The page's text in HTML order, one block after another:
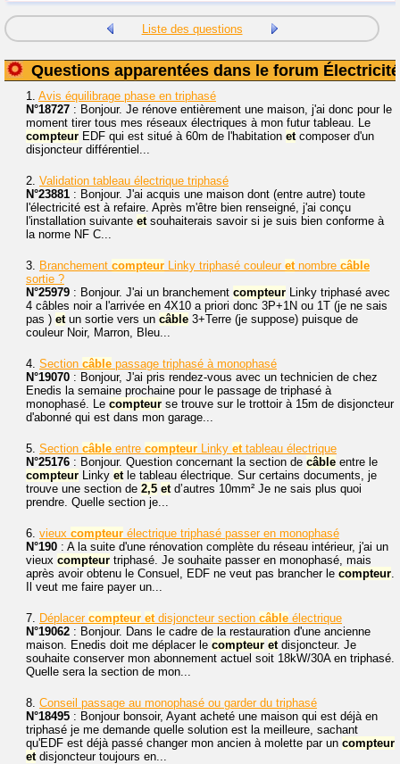
Liste des questions
Questions apparentées dans le forum Électricité
1. Avis équilibrage phase en triphasé
N°18727 : Bonjour. Je rénove entièrement une maison, j'ai donc pour le
moment tirer tous mes réseaux électriques à mon futur tableau. Le
compteur EDF qui est situé à 60m de l'habitation et composer d'un
disjoncteur différentiel...
2. Validation tableau électrique triphasé
N°23881 : Bonjour. J'ai acquis une maison dont (entre autre) toute
l'électricité est à refaire. Après m'être bien renseigné, j'ai conçu
l'installation suivante et souhaiterais savoir si je suis bien conforme à
la norme NF C...
3. Branchement compteur Linky triphasé couleur et nombre câble
sortie ?
N°25979 : Bonjour. J'ai un branchement compteur Linky triphasé avec
4 câbles noir a l'arrivée en 4X10 a priori donc 3P+1N ou 1T (je ne sais
pas ) et un sortie vers un câble 3+Terre (je suppose) puisque de
couleur Noir, Marron, Bleu...
4. Section câble passage triphasé à monophasé
N°19070 : Bonjour, J'ai pris rendez-vous avec un technicien de chez
Enedis la semaine prochaine pour le passage de triphasé à
monophasé. Le compteur se trouve sur le trottoir à 15m de disjoncteur
d'abonné qui est dans mon garage...
5. Section câble entre compteur Linky et tableau électrique
N°25176 : Bonjour. Question concernant la section de câble entre le
compteur Linky et le tableau électrique. Sur certains documents, je
trouve une section de 2,5 et d’autres 10mm² Je ne sais plus quoi
prendre. Quelle section je...
6. vieux compteur électrique triphasé passer en monophasé
N°190 : A la suite d'une rénovation complète du réseau intérieur, j'ai un
vieux compteur triphasé. Je souhaite passer en monophasé, mais
après avoir obtenu le Consuel, EDF ne veut pas brancher le compteur
Il veut me faire payer un...
7. Déplacer compteur et disjoncteur section câble électrique
N°19062 : Bonjour. Dans le cadre de la restauration d'une ancienne
maison. Enedis doit me déplacer le compteur et disjoncteur. Je
souhaite conserver mon abonnement actuel soit 18kW/30A en triphasé.
Quelle sera la section de mon...
8. Conseil passage au monophasé ou garder du triphasé
N°18495 : Bonjour bonsoir, Ayant acheté une maison qui est déjà en
triphasé je me demande quelle solution est la meilleure, sachant
qu'EDF est déjà passé changer mon ancien à molette par un compteur
et disjoncteur toujours en...